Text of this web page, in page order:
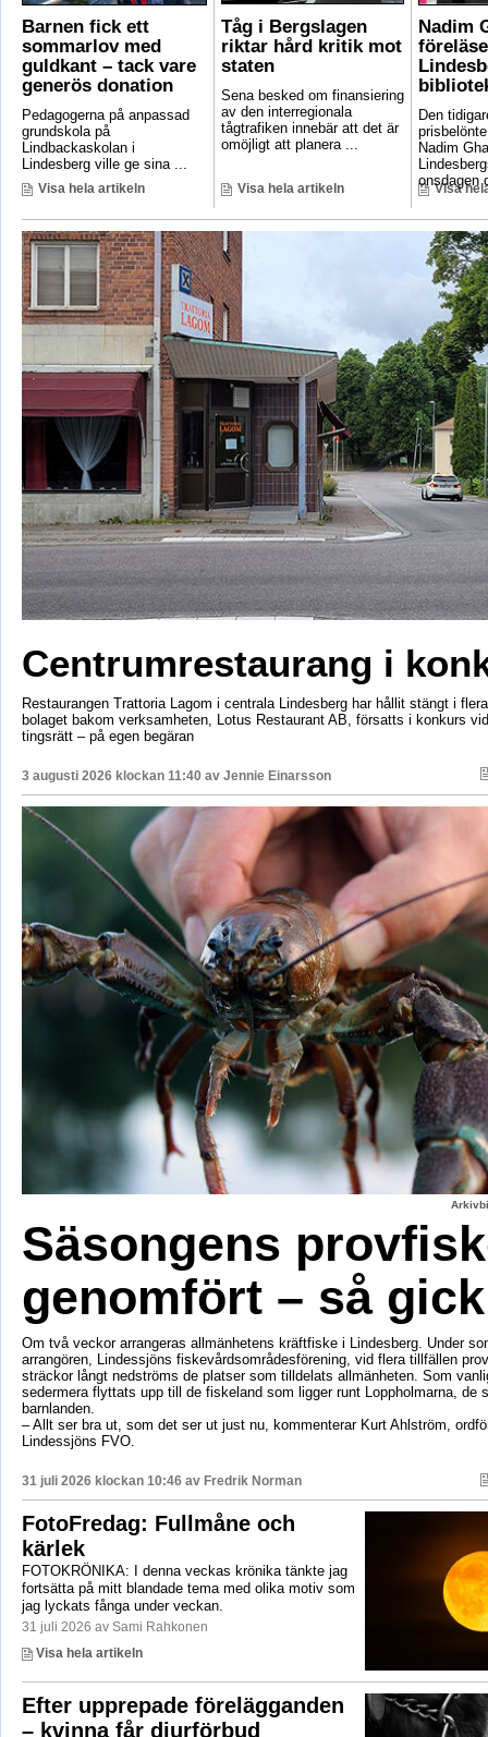
Barnen fick ett
sommarlov med
guldkant – tack vare
generös donation
Pedagogerna på anpassad
grundskola på
Lindbackaskolan i
Lindesberg ville ge sina ...
Visa hela artikeln
Tåg i Bergslagen
riktar hård kritik mot
staten
Sena besked om finansiering
av den interregionala
tågtrafiken innebär att det är
omöjligt att planera ...
Visa hela artikeln
Nadim
Den
Nadim
onsdagen
Visa
Centrumrestaurang i
Restaurangen Trattoria Lagom i centrala Lindesberg har hållit stängt i
bolaget bakom verksamheten, Lotus Restaurant AB, försatts i konkurs
tingsrätt – på egen begäran
3 augusti 2026 klockan 11:40 av Jennie Einarsson
Säsongens
genomfört – så
Om två veckor arrangeras allmänhetens kräftfiske i Lindesberg. Under
arrangören, Lindessjöns fiskevårdsområdesförening, vid flera tillfällen
sträckor långt nedströms de platser som tilldelats allmänheten. Som
sedermera flyttats upp till de fiskeland som ligger runt Loppholmarna, de
barnlanden.
– Allt ser bra ut, som det ser ut just nu, kommenterar Kurt Ahlström,
Lindessjöns FVO.
31 juli 2026 klockan 10:46 av Fredrik Norman
FotoFredag: Fullmåne och
kärlek
FOTOKRÖNIKA: I denna veckas krönika tänkte jag
fortsätta på mitt blandade tema med olika motiv som
jag lyckats fånga under veckan.
31 juli 2026 av Sami Rahkonen
Visa hela artikeln
Efter upprepade förelägganden
– kvinna får djurförbud